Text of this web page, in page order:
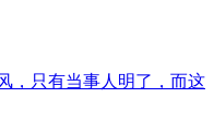
，只有当事人明了，而这